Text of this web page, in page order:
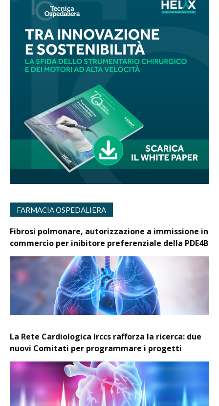
FARMACIA OSPEDALIERA
Fibrosi polmonare, autorizzazione a immissione in
commercio per inibitore preferenziale della PDE4B
La Rete Cardiologica Irccs rafforza la ricerca: due
nuovi Comitati per programmare i progetti